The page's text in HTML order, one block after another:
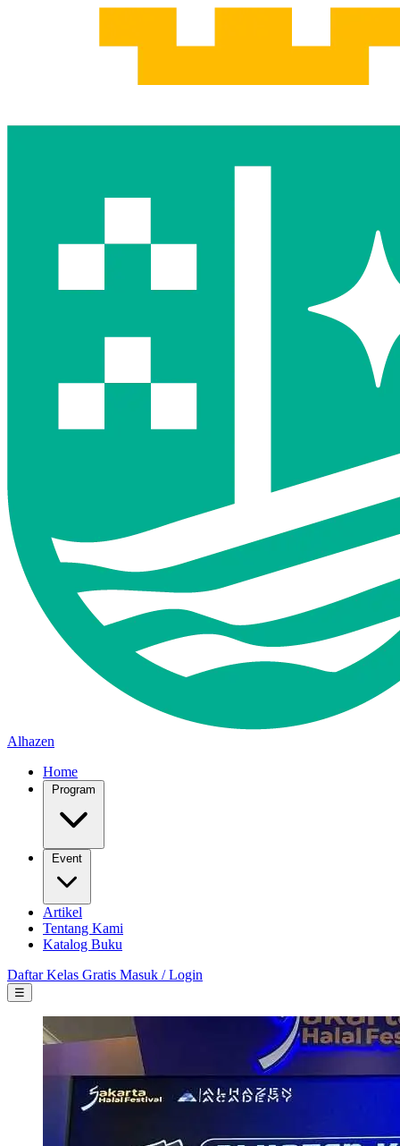
Alhazen
Home
Program
Event
Artikel
Tentang Kami
Katalog Buku
Daftar Kelas Gratis Masuk / Login
☰